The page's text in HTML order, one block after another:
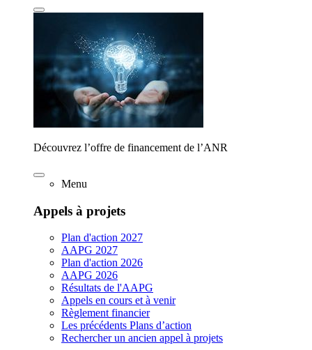
Découvrez l’offre de financement de l’ANR
Menu
Appels à projets
Plan d'action 2027
AAPG 2027
Plan d'action 2026
AAPG 2026
Résultats de l'AAPG
Appels en cours et à venir
Règlement financier
Les précédents Plans d’action
Rechercher un ancien appel à projets